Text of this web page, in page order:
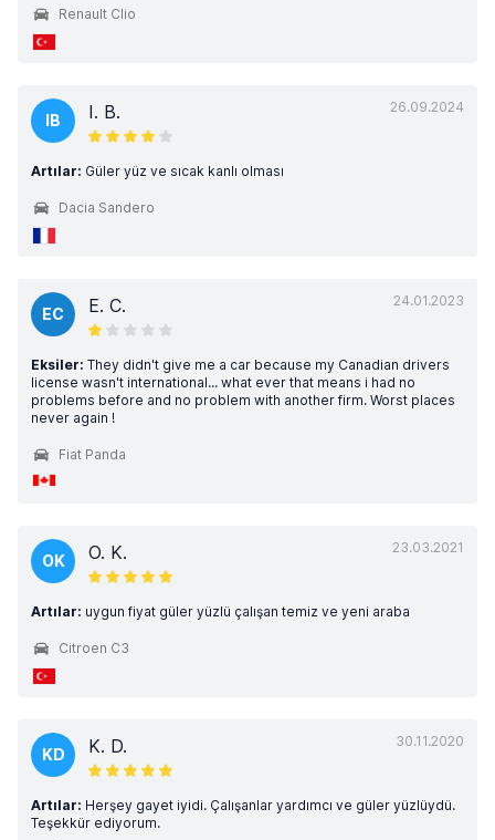
Renault Clio
26.09.2024
IB I. B.
Artılar: Güler yüz ve sıcak kanlı olması
Dacia Sandero
24.01.2023
EC E. C.
Eksiler: They didn't give me a car because my Canadian drivers
license wasn't international... what ever that means i had no
problems before and no problem with another firm. Worst places
never again !
Fiat Panda
23.03.2021
OK O. K.
Artılar: uygun fiyat güler yüzlü çalışan temiz ve yeni araba
Citroen C3
30.11.2020
KD K. D.
Artılar: Herşey gayet iyidi. Çalışanlar yardımcı ve güler yüzlüydü.
Teşekkür ediyorum.